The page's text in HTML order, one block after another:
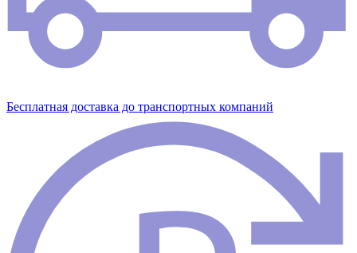
Бесплатная доставка до транспортных компаний